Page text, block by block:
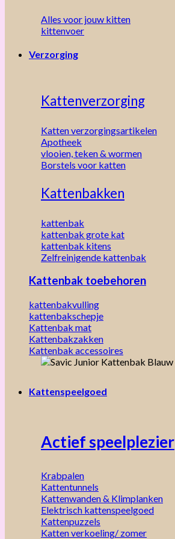
Alles voor jouw kitten
kittenvoer
Verzorging
Kattenverzorging
Katten verzorgingsartikelen
Apotheek
vlooien, teken & wormen
Borstels voor katten
Kattenbakken
kattenbak
kattenbak grote kat
kattenbak kitens
Zelfreinigende kattenbak
Kattenbak toebehoren
kattenbakvulling
kattenbakschepje
Kattenbak mat
Kattenbakzakken
Kattenbak accessoires
Kattenspeelgoed
Actief speelplezier
Krabpalen
Kattentunnels
Kattenwanden & Klimplanken
Elektrisch kattenspeelgoed
Kattenpuzzels
Katten verkoeling/ zomer